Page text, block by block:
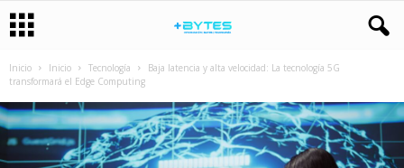
Inicio Inicio Tecnología
Baja latencia y alta velocidad: La tecnología 5G
transformará el Edge Computing